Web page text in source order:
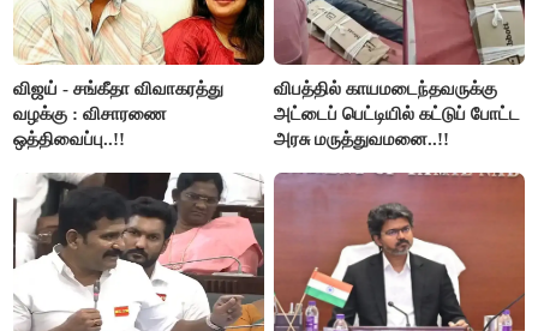
விஜய் - சங்கீதா விவாகரத்து
வழக்கு : விசாரணை
ஒத்திவைப்பு..!!
விபத்தில் காயமடைந்தவருக்கு
அட்டைப் பெட்டியில் கட்டுப் போட்ட
அரசு மருத்துவமனை..!!